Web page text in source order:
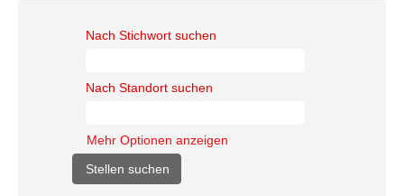
Nach Stichwort suchen
Nach Standort suchen
Mehr Optionen anzeigen